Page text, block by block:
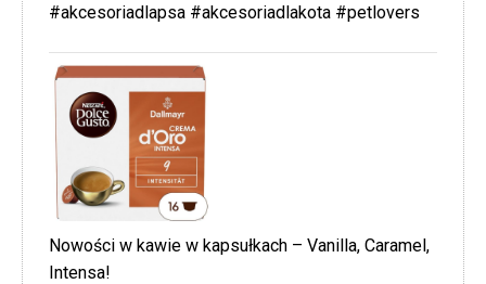
#akcesoriadlapsa #akcesoriadlakota #petlovers
Nowości w kawie w kapsułkach – Vanilla, Caramel,
Intensa!